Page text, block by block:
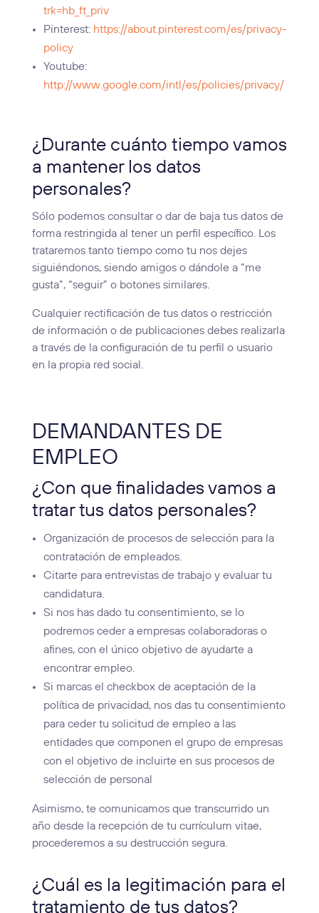
trk=hb_ft_priv
Pinterest: https://about.pinterest.com/es/privacy-
policy
Youtube:
http://www.google.com/intl/es/policies/privacy/
¿Durante cuánto tiempo vamos
a mantener los datos
personales?
Sólo podemos consultar o dar de baja tus datos de
forma restringida al tener un perfil específico. Los
trataremos tanto tiempo como tu nos dejes
siguiéndonos, siendo amigos o dándole a “me
gusta”, “seguir” o botones similares.
Cualquier rectificación de tus datos o restricción
de información o de publicaciones debes realizarla
a través de la configuración de tu perfil o usuario
en la propia red social.
DEMANDANTES DE
EMPLEO
¿Con que finalidades vamos a
tratar tus datos personales?
Organización de procesos de selección para la
contratación de empleados.
Citarte para entrevistas de trabajo y evaluar tu
candidatura.
Si nos has dado tu consentimiento, se lo
podremos ceder a empresas colaboradoras o
afines, con el único objetivo de ayudarte a
encontrar empleo.
Si marcas el checkbox de aceptación de la
política de privacidad, nos das tu consentimiento
para ceder tu solicitud de empleo a las
entidades que componen el grupo de empresas
con el objetivo de incluirte en sus procesos de
selección de personal
Asimismo, te comunicamos que transcurrido un
año desde la recepción de tu currículum vitae,
procederemos a su destrucción segura.
¿Cuál es la legitimación para el
tratamiento de tus datos?